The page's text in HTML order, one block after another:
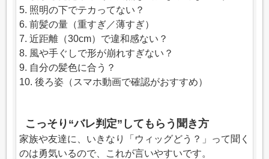
5. 照明の下でテカってない？
6. 前髪の量（重すぎ／薄すぎ）
7. 近距離（30cm）で違和感ない？
8. 風や手ぐしで形が崩れすぎない？
9. 自分の髪色に合う？
10. 後ろ姿（スマホ動画で確認がおすすめ）
こっそり“バレ判定”してもらう聞き方
家族や友達に、いきなり「ウィッグどう？」って聞く
のは勇気いるので、これが言いやすいです。